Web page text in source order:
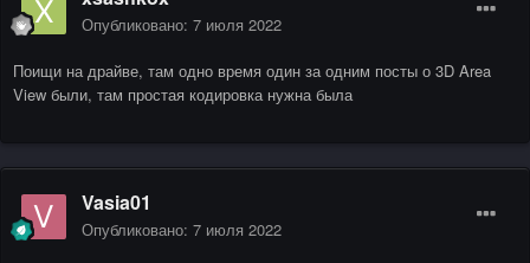
Опубликовано: 7 июля 2022
Поищи на драйве, там одно время один за одним посты о 3D Area
View были, там простая кодировка нужна была
Vasia01
Опубликовано: 7 июля 2022